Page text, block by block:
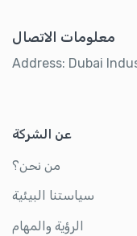
معلومات الاتصال
Address: Dubai
عن الشركة
من نحن؟
سياستنا البيئية
الرؤية والمهام